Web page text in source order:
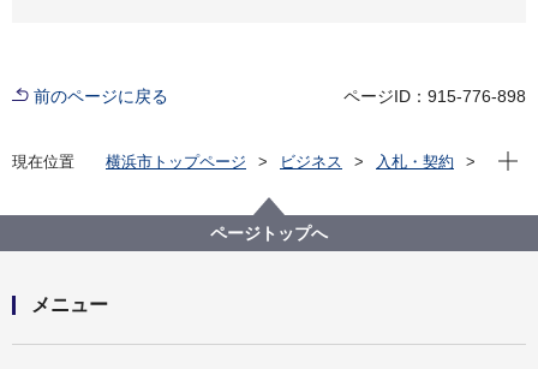
前のページに戻る ページID：915-776-898
現在位置 横浜市トップページ ビジネス
入札・契約
【入札結果掲載】【公募型指名競争入札】横浜市立特
別支援学校福祉車両等運行業務委託（上菅田特別支援
現在
ページトップへ
メニュー